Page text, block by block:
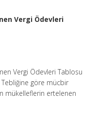
Vergi Ödevleri
Vergi Ödevleri Tablosu
Tebliğine göre mücbir
mükelleflerin ertelenen